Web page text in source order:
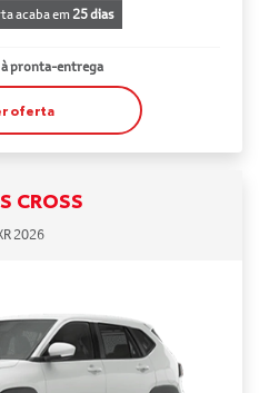
acaba em25 dias
pronta-entrega
oferta
CROSS
2026